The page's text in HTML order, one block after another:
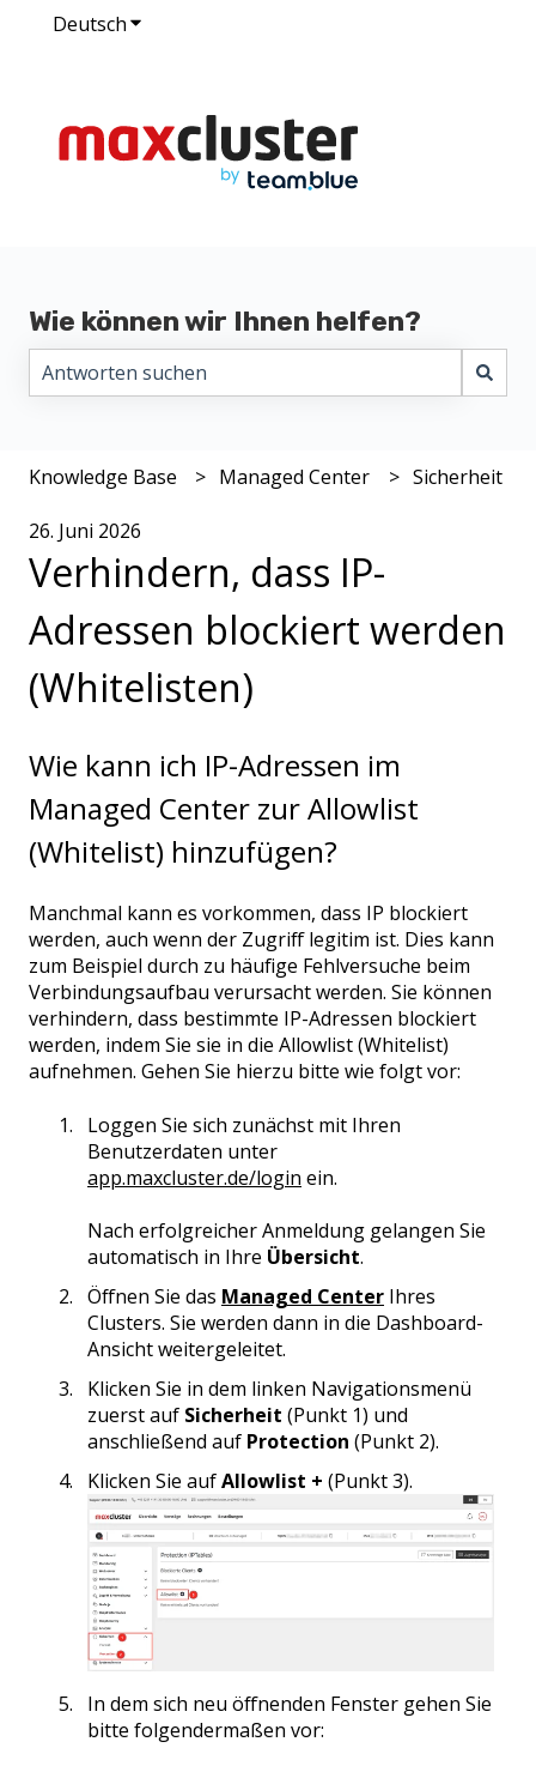
DeutschUntermenü für Übersetzungen anzeigen
Wie können wir Ihnen helfen?
Knowledge Base Managed Center Sicherheit
26. Juni 2026
Verhindern, dass IP-
Adressen blockiert werden
(Whitelisten)
Wie kann ich IP-Adressen im
Managed Center zur Allowlist
(Whitelist) hinzufügen?
Manchmal kann es vorkommen, dass IP blockiert
werden, auch wenn der Zugriff legitim ist. Dies kann
zum Beispiel durch zu häufige Fehlversuche beim
Verbindungsaufbau verursacht werden. Sie können
verhindern, dass bestimmte IP-Adressen blockiert
werden, indem Sie sie in die Allowlist (Whitelist)
aufnehmen. Gehen Sie hierzu bitte wie folgt vor:
Loggen Sie sich zunächst mit Ihren
Benutzerdaten unter
app.maxcluster.de/login ein.
Nach erfolgreicher Anmeldung gelangen Sie
automatisch in Ihre Übersicht.
Öffnen Sie das Managed Center Ihres
Clusters. Sie werden dann in die Dashboard-
Ansicht weitergeleitet.
Klicken Sie in dem linken Navigationsmenü
zuerst auf Sicherheit (Punkt 1) und
anschließend auf Protection (Punkt 2).
Klicken Sie aufAllowlist + (Punkt 3).
In dem sich neu öffnenden Fenster gehen Sie
bitte folgendermaßen vor: